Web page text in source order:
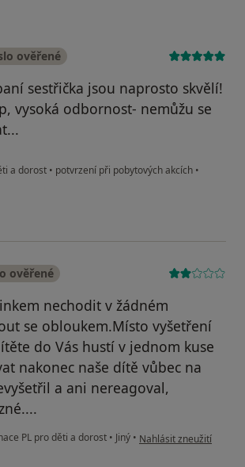
ověřené
sestřička jsou naprosto skvělí!
vysoká odbornost- nemůžu se
a dorost • potvrzení při pobytových akcích •
Miriam
ověřené
nechodit v žádném
se obloukem.Místo vyšetření
do Vás hustí v jednom kuse
nakonec naše dítě vůbec na
a ani nereagoval,
PL pro děti a dorost • Jiný • podle názoru uživatele
Nahlásit zneužití